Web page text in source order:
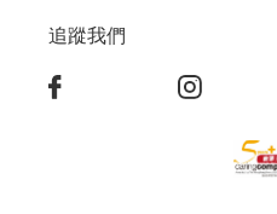
追蹤我們